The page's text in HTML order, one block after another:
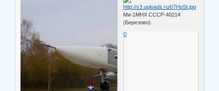
Ми-1МНХ СССР-40214
(Березово).
0